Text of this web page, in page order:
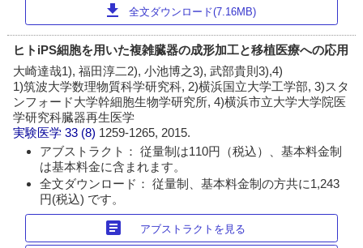
download 全文ダウンロード(7.16MB)
ヒトiPS細胞を用いた複雑臓器の成形加工と移植医療への応用
大崎達哉1), 福田淳二2), 小池博之3), 武部貴則3),4)
1)筑波大学数理物質科学研究科, 2)横浜国立大学工学部, 3)スタ
ンフォード大学幹細胞生物学研究所, 4)横浜市立大学大学院医
学研究科臓器再生医学
実験医学 33 (8) 1259-1265, 2015.
アブストラクト： 従量制は110円（税込）、基本料金制
は基本料金に含まれます。
全文ダウンロード： 従量制、基本料金制の方共に1,243
円(税込) です。
article アブストラクトを見る